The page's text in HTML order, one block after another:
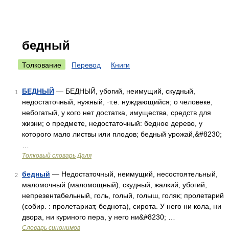
бедный
Толкование Перевод Книги
1 БЕДНЫЙ — БЕДНЫЙ, убогий, неимущий, скудный,
недостаточный, нужный, ·т.е. нуждающийся; о человеке,
небогатый, у кого нет достатка, имущества, средств для
жизни; о предмете, недостаточный: бедное дерево, у
которого мало листвы или плодов; бедный урожай,&#8230;
Толковый словарь Даля
2 бедный — Недостаточный, неимущий, несостоятельный,
маломочный (маломощный), скудный, жалкий, убогий,
непрезентабельный, голь, голый, голыш, голяк; пролетарий
(собир. : пролетариат, беднота), сирота. У него ни кола, ни
двора, ни куриного пера, у него ни&#8230; …
Словарь синонимов